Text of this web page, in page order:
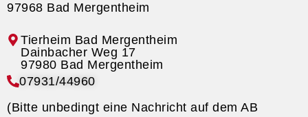
97968 Bad Mergentheim
Tierheim Bad Mergentheim
07931/44960
(Bitte unbedingt eine Nachricht auf dem AB